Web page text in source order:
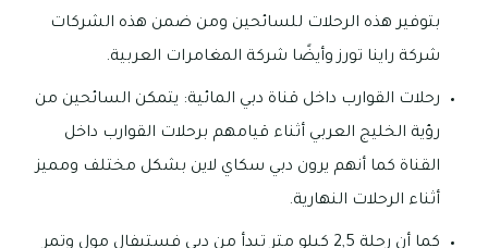
بتوفير هذه الرحلات للسائحين ومن ضمن هذه الشركات
شركة راينا تورز وأيضًا شركة المغامرات العربية.
رحلات القوارب داخل قناة دبي المائية: يتمكن السائحين من
رؤية الخليج العربي أثناء قيامهم برحلات القوارب داخل
القناة كما أنهم يرون دبي سكاي لاين بشكل مختلف ومميز
أثناء الرحلات النهارية.
كما أن رحلة 2,5 كيلو متر تبدأ من دبي فستيفال مول وتمر